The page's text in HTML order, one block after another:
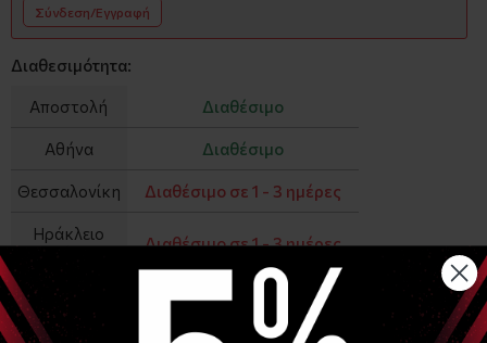
Σύνδεση/Εγγραφή
Διαθεσιμότητα:
Αποστολή Διαθέσιμο
Αθήνα Διαθέσιμο
Θεσσαλονίκη Διαθέσιμο σε 1 - 3 ημέρες
Ηράκλειο
(Κρήτης)
Διαθέσιμο σε 1 - 3 ημέρες
−